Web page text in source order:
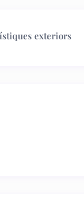
exteriors